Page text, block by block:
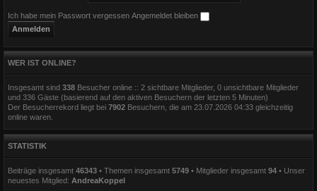
Ich habe mein Passwort vergessen Angemeldet bleiben
WER IST ONLINE?
Insgesamt sind 338 Besucher online :: 2 sichtbare Mitglieder, 0 unsichtbare Mitglieder
und 336 Gäste (basierend auf den aktiven Besuchern der letzten 5 Minuten)
Der Besucherrekord liegt bei 7902 Besuchern, die am 23.07.2026 04:33 gleichzeitig
online waren.
STATISTIK
Beiträge insgesamt 46343 • Themen insgesamt 5749 • Mitglieder insgesamt 94 • Unser
neuestes Mitglied: AndreaKoppel